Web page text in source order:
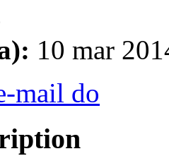
10 mar
mail do